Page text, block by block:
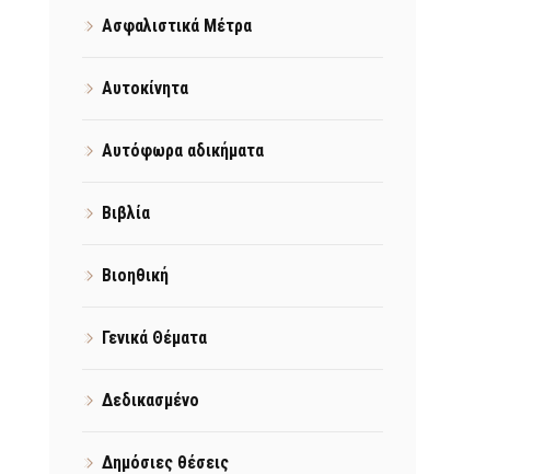
Ασφαλιστικά Μέτρα
Αυτοκίνητα
Αυτόφωρα αδικήματα
Βιβλία
Βιοηθική
Γενικά Θέματα
Δεδικασμένο
Δημόσιες θέσεις